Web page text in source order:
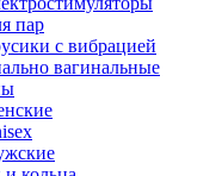
пар
с вибрацией
вагинальные